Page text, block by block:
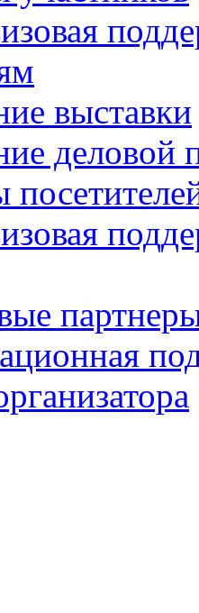
выставки
деловой